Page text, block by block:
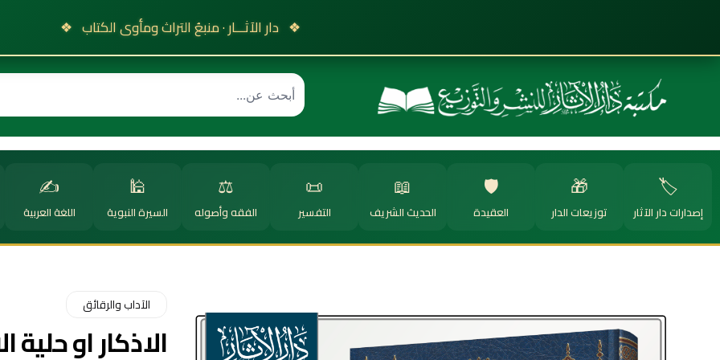
❖ دار الآثـــار · منبعُ التراث ومأوى الكتاب ❖
🏷️
إصدارات دار الآثار
🎁
توزيعات الدار
🛡️
العقيدة
📖
الحديث الشريف
📜
التفسير
⚖️
الفقه وأصوله
🕌
السيرة النبوية
✍️
اللغة العربية
الآداب والرقائق
الاذكار او حلية